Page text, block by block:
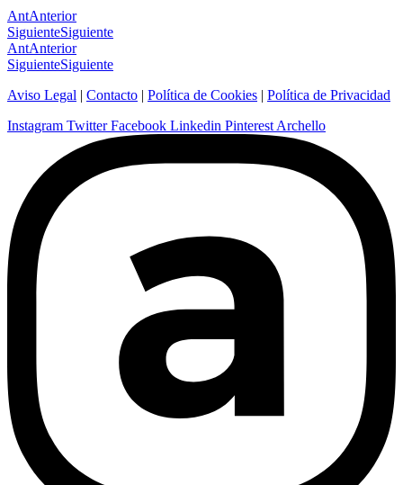
AntAnterior
SiguienteSiguiente
AntAnterior
SiguienteSiguiente
Aviso Legal | Contacto | Política de Cookies | Política de Privacidad
Instagram Twitter Facebook Linkedin Pinterest Archello